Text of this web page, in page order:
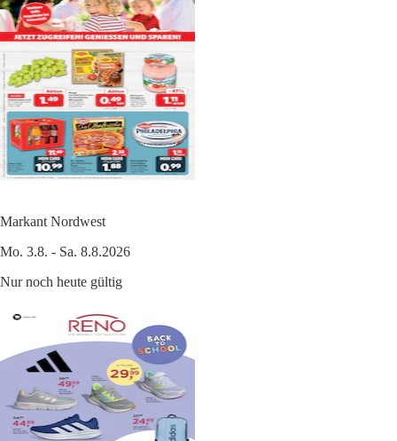
Markant Nordwest
Mo. 3.8. - Sa. 8.8.2026
Nur noch heute gültig